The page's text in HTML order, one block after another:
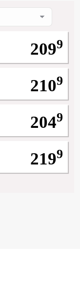
2099
2109
2049
2199